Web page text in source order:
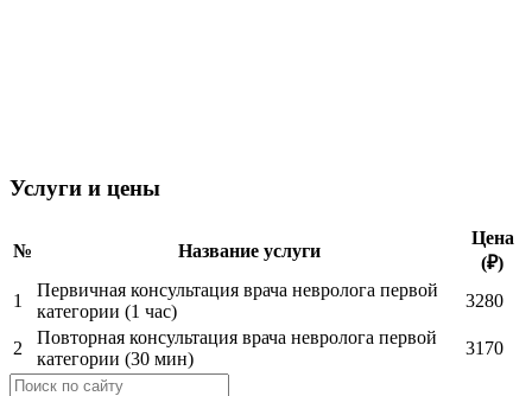
Услуги и цены
№ Название услуги
Цена
(₽)
1
Первичная консультация врача невролога первой
категории (1 час)
3280
2
Повторная консультация врача невролога первой
категории (30 мин)
3170